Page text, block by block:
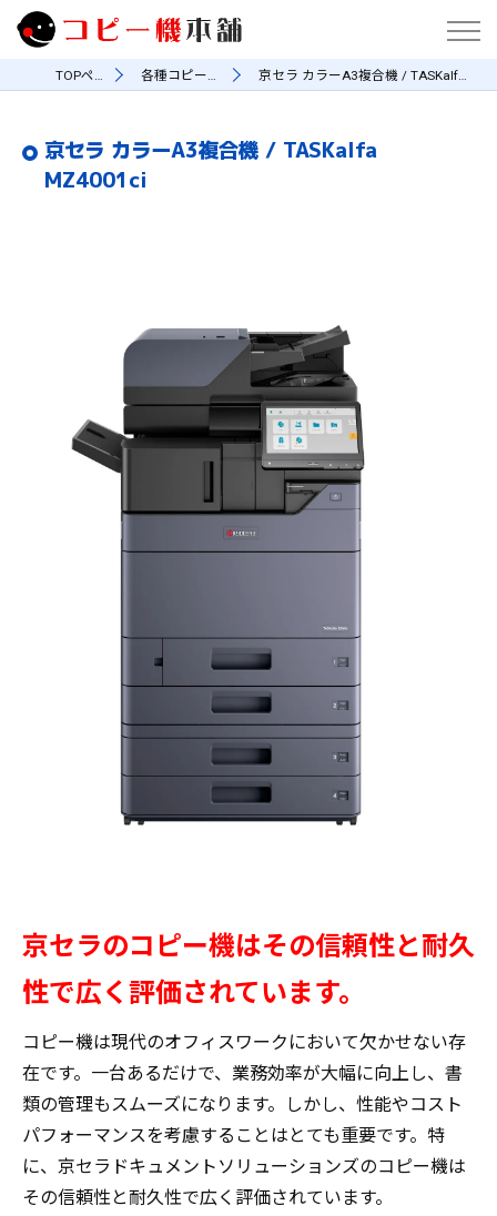
TOPページ 各種コピー機一覧 京セラ カラーA3複合機 / TASKalfa MZ4001ci
京セラ カラーA3複合機 / TASKalfa
MZ4001ci
京セラのコピー機はその信頼性と耐久
性で広く評価されています。
コピー機は現代のオフィスワークにおいて欠かせない存
在です。一台あるだけで、業務効率が大幅に向上し、書
類の管理もスムーズになります。しかし、性能やコスト
パフォーマンスを考慮することはとても重要です。特
に、京セラドキュメントソリューションズのコピー機は
その信頼性と耐久性で広く評価されています。